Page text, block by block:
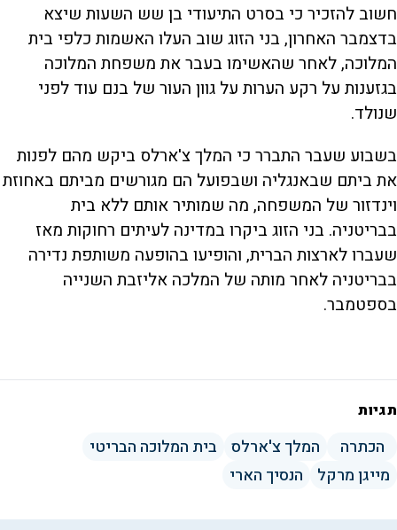
חשוב להזכיר כי בסרט התיעודי בן שש השעות שיצא
בדצמבר האחרון, בני הזוג שוב העלו האשמות כלפי בית
המלוכה, לאחר שהאשימו בעבר את משפחת המלוכה
בגזענות על רקע הערות על גוון העור של בנם עוד לפני
שנולד.
בשבוע שעבר התברר כי המלך צ'ארלס ביקש מהם לפנות
את ביתם שבאנגליה ושבפועל הם מגורשים מביתם באחוזת
וינדזור של המשפחה, מה שמותיר אותם ללא בית
בבריטניה. בני הזוג ביקרו במדינה לעיתים רחוקות מאז
שעברו לארצות הברית, והופיעו בהופעה משותפת נדירה
בבריטניה לאחר מותה של המלכה אליזבת השנייה
בספטמבר.
תגיות
הכתרה המלך צ'ארלס
בית המלוכה הבריטי
מייגן מרקל
הנסיך הארי